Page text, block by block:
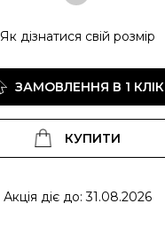
Як дізнатися свій розмір
ЗАМОВЛЕННЯ В 1 КЛІК
КУПИТИ
Акція діє до: 31.08.2026